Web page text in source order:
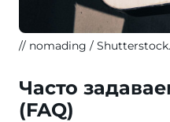
nomading /
Часто
(FAQ)